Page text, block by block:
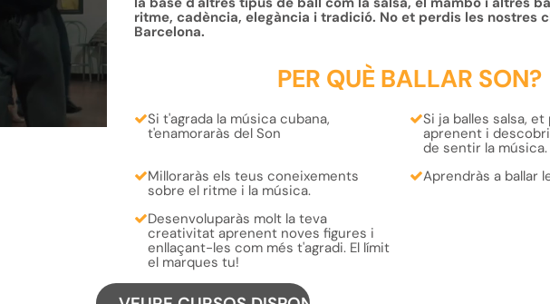
ritme, cadència, elegància i tradició. No et perdis les nostres
Barcelona.
PER QUÈ BALLAR SON?
Si t'agrada la música cubana,
t'enamoraràs del Son
Si ja balles salsa,
aprenent i
de sentir la música.
Milloraràs els teus coneixements
sobre el ritme i la música.
Aprendràs a ballar
Desenvoluparàs molt la teva
creativitataprenentnoves figures i
enllaçant-les com més t'agradi. El límit
el marques tu!